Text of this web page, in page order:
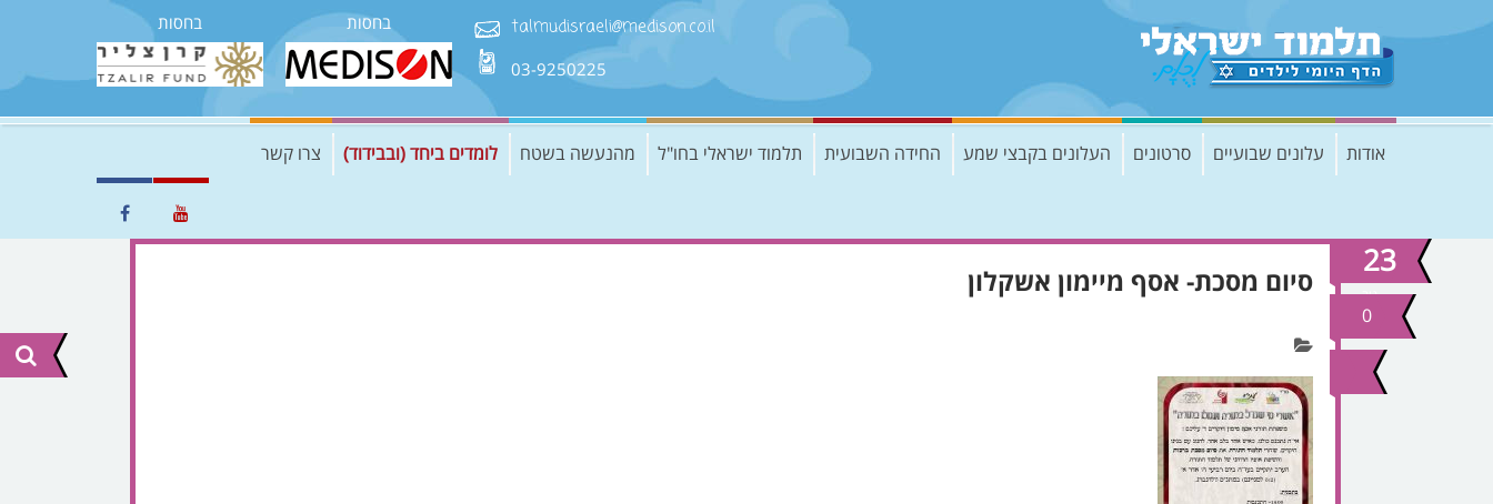
בחסות בחסות talmudisraeli@medison.co.il
03-9250225
אודות עלונים שבועיים סרטונים העלונים בקבצי שמע החידה השבועית תלמוד ישראלי בחו"ל מהנעשה בשטח לומדים ביחד (ובבידוד) צרו קשר
23
נוב
2020
0
סיום מסכת- אסף מיימון אשקלון